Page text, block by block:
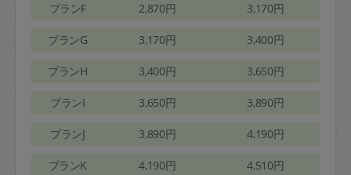
プランF 2,870円 3,170円
プランG 3,170円 3,400円
プランH 3,400円 3,650円
プランI 3,650円 3,890円
プランJ 3,890円 4,190円
プランK 4,190円 4,510円